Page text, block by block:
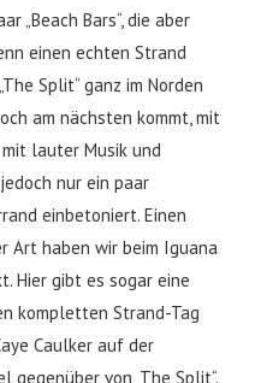
„Beach Bars“, die aber
einen echten Strand
Split“ ganz im Norden
am nächsten kommt, mit
lauter Musik und
nur ein paar
einbetoniert. Einen
Art haben wir beim Iguana
Hier gibt es sogar eine
kompletten Strand-Tag
Caulker auf der
von „The Split“.